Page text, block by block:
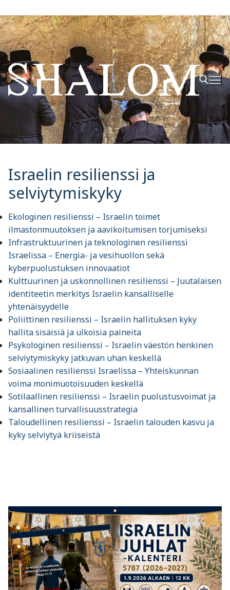
Hyppää
sisältöön
Hae:
Israelin resilienssi ja
selviytymiskyky
Ekologinen resilienssi – Israelin toimet
ilmastonmuutoksen ja aavikoitumisen torjumiseksi
Infrastruktuurinen ja teknologinen resilienssi
Israelissa – Energia- ja vesihuollon sekä
kyberpuolustuksen innovaatiot
Kulttuurinen ja uskonnollinen resilienssi – Juutalaisen
identiteetin merkitys Israelin kansalliselle
yhtenäisyydelle
Poliittinen resilienssi – Israelin hallituksen kyky
hallita sisäisiä ja ulkoisia paineita
Psykologinen resilienssi – Israelin väestön henkinen
selviytymiskyky jatkuvan uhan keskellä
Sosiaalinen resilienssi Israelissa – Yhteiskunnan
voima monimuotoisuuden keskellä
Sotilaallinen resilienssi – Israelin puolustusvoimat ja
kansallinen turvallisuusstrategia
Taloudellinen resilienssi – Israelin talouden kasvu ja
kyky selviytyä kriiseistä